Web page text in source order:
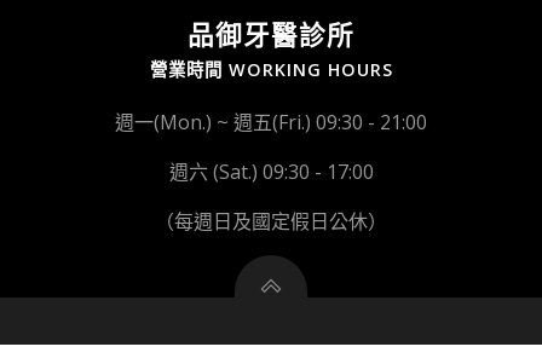
品御牙醫診所
營業時間 WORKING HOURS
週一(Mon.) ~ 週五(Fri.) 09:30 - 21:00
週六 (Sat.) 09:30 - 17:00
（每週日及國定假日公休）